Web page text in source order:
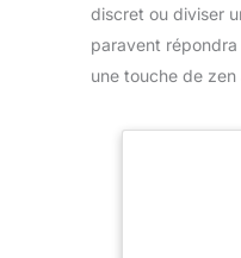
discret ou diviser
paravent
une touche de